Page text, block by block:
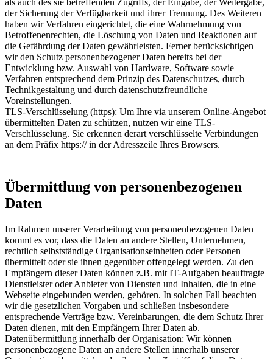
als auch des sie betreffenden Zugriffs, der Eingabe, der Weitergabe,
der Sicherung der Verfügbarkeit und ihrer Trennung. Des Weiteren
haben wir Verfahren eingerichtet, die eine Wahrnehmung von
Betroffenenrechten, die Löschung von Daten und Reaktionen auf
die Gefährdung der Daten gewährleisten. Ferner berücksichtigen
wir den Schutz personenbezogener Daten bereits bei der
Entwicklung bzw. Auswahl von Hardware, Software sowie
Verfahren entsprechend dem Prinzip des Datenschutzes, durch
Technikgestaltung und durch datenschutzfreundliche
Voreinstellungen.
TLS-Verschlüsselung (https): Um Ihre via unserem Online-Angebot
übermittelten Daten zu schützen, nutzen wir eine TLS-
Verschlüsselung. Sie erkennen derart verschlüsselte Verbindungen
an dem Präfix https:// in der Adresszeile Ihres Browsers.
Übermittlung von personenbezogenen
Daten
Im Rahmen unserer Verarbeitung von personenbezogenen Daten
kommt es vor, dass die Daten an andere Stellen, Unternehmen,
rechtlich selbstständige Organisationseinheiten oder Personen
übermittelt oder sie ihnen gegenüber offengelegt werden. Zu den
Empfängern dieser Daten können z.B. mit IT-Aufgaben beauftragte
Dienstleister oder Anbieter von Diensten und Inhalten, die in eine
Webseite eingebunden werden, gehören. In solchen Fall beachten
wir die gesetzlichen Vorgaben und schließen insbesondere
entsprechende Verträge bzw. Vereinbarungen, die dem Schutz Ihrer
Daten dienen, mit den Empfängern Ihrer Daten ab.
Datenübermittlung innerhalb der Organisation: Wir können
personenbezogene Daten an andere Stellen innerhalb unserer